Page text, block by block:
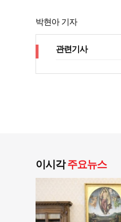
박현아 기자
관련기사
이시각주요뉴스